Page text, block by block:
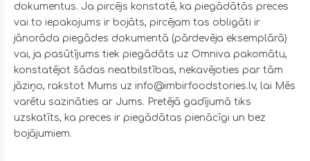
dokumentus. Ja pircējs konstatē, ka piegādātās preces
vai to iepakojums ir bojāts, pircējam tas obligāti ir
jānorāda piegādes dokumentā (pārdevēja eksemplārā)
vai, ja pasūtījums tiek piegādāts uz Omniva pakomātu,
konstatējot šādas neatbilstības, nekavējoties par tām
jāziņo, rakstot Mums uz info@imbirfoodstories.lv, lai Mēs
varētu sazināties ar Jums. Pretējā gadījumā tiks
uzskatīts, ka preces ir piegādātas pienācīgi un bez
bojājumiem.